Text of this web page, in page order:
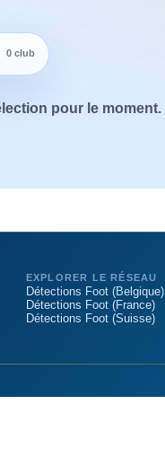
0 club
pour le moment.
EXPLORER LE RÉSEAU
Détections Foot (Belgique)
Détections Foot (France)
Détections Foot (Suisse)